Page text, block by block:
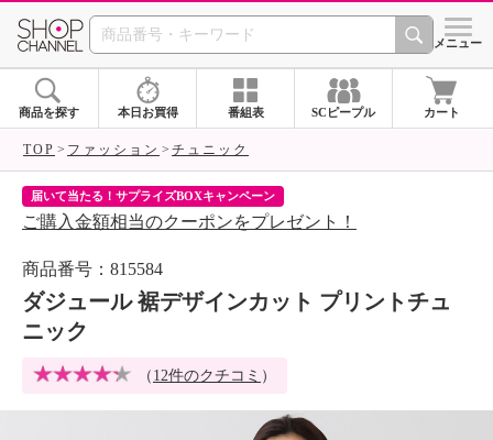
SHOP CHANNEL シメニュー
商品を探す 本日お買得 番組表 SCピープル カート
TOP ファッション チュニック
届いて当たる！サプライズBOXキャンペーン
ご購入金額相当のクーポンをプレゼント！
商品番号：815584
ダジュール 裾デザインカット プリントチュ
ニック
（ 12件のクチコミ ）